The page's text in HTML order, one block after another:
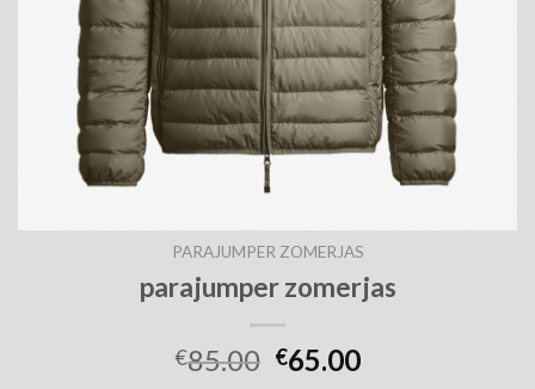
PARAJUMPER ZOMERJAS
parajumper zomerjas
€85.00 €65.00